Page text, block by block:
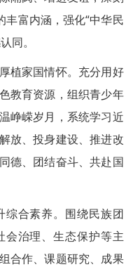
丰富内涵，强化“中华民
同。
家国情怀。充分用好
教育资源，组织青少年
峥嵘岁月，系统学习近
放、投身建设、推进改
德、团结奋斗、共赴国
合素养。围绕民族团
会治理、生态保护等主
合作、课题研究、成果